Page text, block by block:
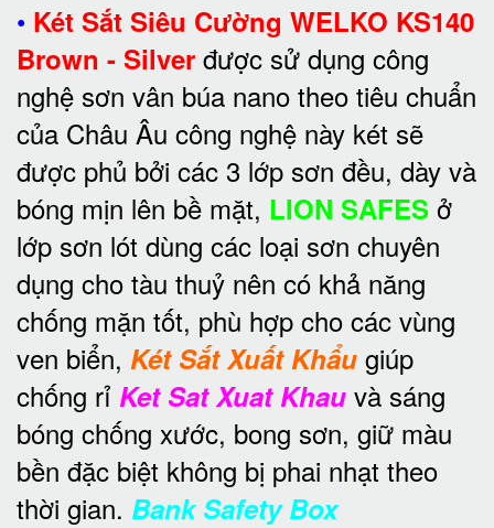
• Két Sắt Siêu Cường WELKO KS140
Brown - Silver được sử dụng công
nghệ sơn vân búa nano theo tiêu chuẩn
của Châu Âu công nghệ này két sẽ
được phủ bởi các 3 lớp sơn đều, dày và
bóng mịn lên bề mặt, LION SAFES ở
lớp sơn lót dùng các loại sơn chuyên
dụng cho tàu thuỷ nên có khả năng
chống mặn tốt, phù hợp cho các vùng
ven biển, Két Sắt Xuất Khẩu giúp
chống rỉ Ket Sat Xuat Khau và sáng
bóng chống xước, bong sơn, giữ màu
bền đặc biệt không bị phai nhạt theo
thời gian. Bank Safety Box